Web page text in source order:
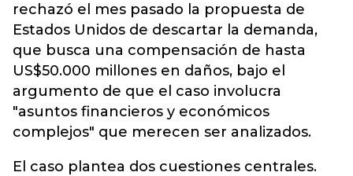
rechazó el mes pasado la propuesta de
Estados Unidos de descartar la demanda,
que busca una compensación de hasta
US$50.000 millones en daños, bajo el
argumento de que el caso involucra
"asuntos financieros y económicos
complejos" que merecen ser analizados.
El caso plantea dos cuestiones centrales.